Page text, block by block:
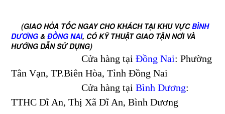
(GIAO HỎA TỐC NGAY CHO KHÁCH TẠI KHU VỰCBÌNH
DƯƠNG & ĐỒNG NAI, CÓ KỸ THUẬT GIAO TẬN NƠI VÀ
HƯỚNG DẪN SỬ DỤNG)
Cửa hàng tạiĐồng Nai: Phường
Tân Vạn, TP.Biên Hòa, Tỉnh Đồng Nai
Cửa hàng tạiBình Dương:
TTHC Dĩ An, Thị Xã Dĩ An, Bình Dương